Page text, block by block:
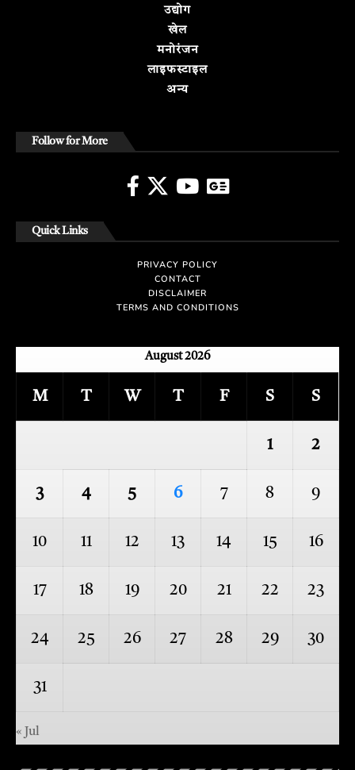
उद्योग
खेल
मनोरंजन
लाइफस्टाइल
अन्य
Follow for More
Quick Links
PRIVACY POLICY
CONTACT
DISCLAIMER
TERMS AND CONDITIONS
August 2026
M T W T F S S
1 2
3 4 5 6 7 8 9
10 11 12 13 14 15 16
17 18 19 20 21 22 23
24 25 26 27 28 29 30
31
« Jul